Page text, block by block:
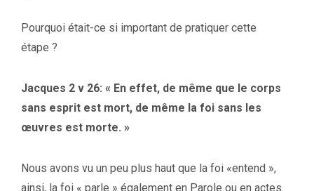
Pourquoi était-ce si important de pratiquer cette
étape ?
Jacques 2 v 26: « En effet, de même que le corps
sans esprit est mort, de même la foi sans les
œuvres est morte. »
Nous avons vu un peu plus haut que la foi «entend »,
ainsi, la foi « parle » également en Parole ou en actes.